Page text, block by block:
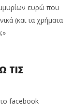
ευρώ που
(και τα χρήματα
ΤΙΣ
facebook